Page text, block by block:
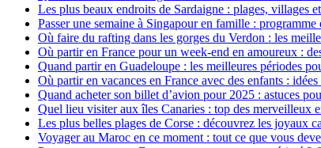
Les plus beaux endroits de Sardaigne : plages, villages
Passer une semaine à Singapour en famille :
Où faire du rafting dans les gorges du Verdon : les
Où partir en France pour un week-end en amoureux :
Quand partir en Guadeloupe : les meilleures périodes
Où partir en vacances en France avec des enfants :
Quand acheter son billet d’avion pour 2025 : astuces
Quel lieu visiter aux îles Canaries : top des merveilleux
Les plus belles plages de Corse : découvrez les joyaux
Voyager au Maroc en ce moment : tout ce que vous